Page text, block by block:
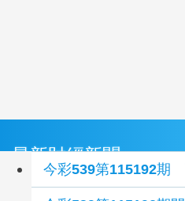
最新財經新聞
今彩539第115192期